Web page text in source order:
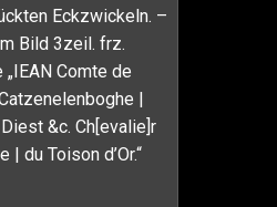
Eckzwickeln. –
Bild 3zeil. frz.
„IEAN Comte de
|
&c. Ch[evalie]r
| du Toison d’Or.“